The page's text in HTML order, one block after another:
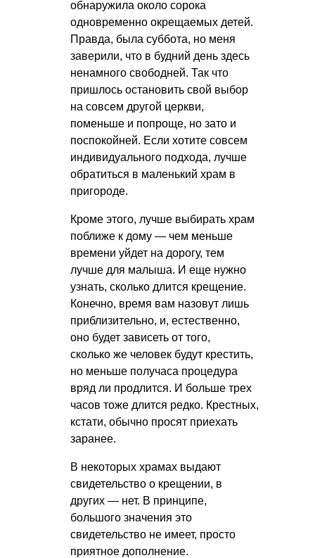
обнаружила около сорока
одновременно окрещаемых детей.
Правда, была суббота, но меня
заверили, что в будний день здесь
ненамного свободней. Так что
пришлось остановить свой выбор
на совсем другой церкви,
поменьше и попроще, но зато и
поспокойней. Если хотите совсем
индивидуального подхода, лучше
обратиться в маленький храм в
пригороде.
Кроме этого, лучше выбирать храм
поближе к дому — чем меньше
времени уйдет на дорогу, тем
лучше для малыша. И еще нужно
узнать, сколько длится крещение.
Конечно, время вам назовут лишь
приблизительно, и, естественно,
оно будет зависеть от того,
сколько же человек будут крестить,
но меньше получаса процедура
вряд ли продлится. И больше трех
часов тоже длится редко. Крестных,
кстати, обычно просят приехать
заранее.
В некоторых храмах выдают
свидетельство о крещении, в
других — нет. В принципе,
большого значения это
свидетельство не имеет, просто
приятное дополнение.